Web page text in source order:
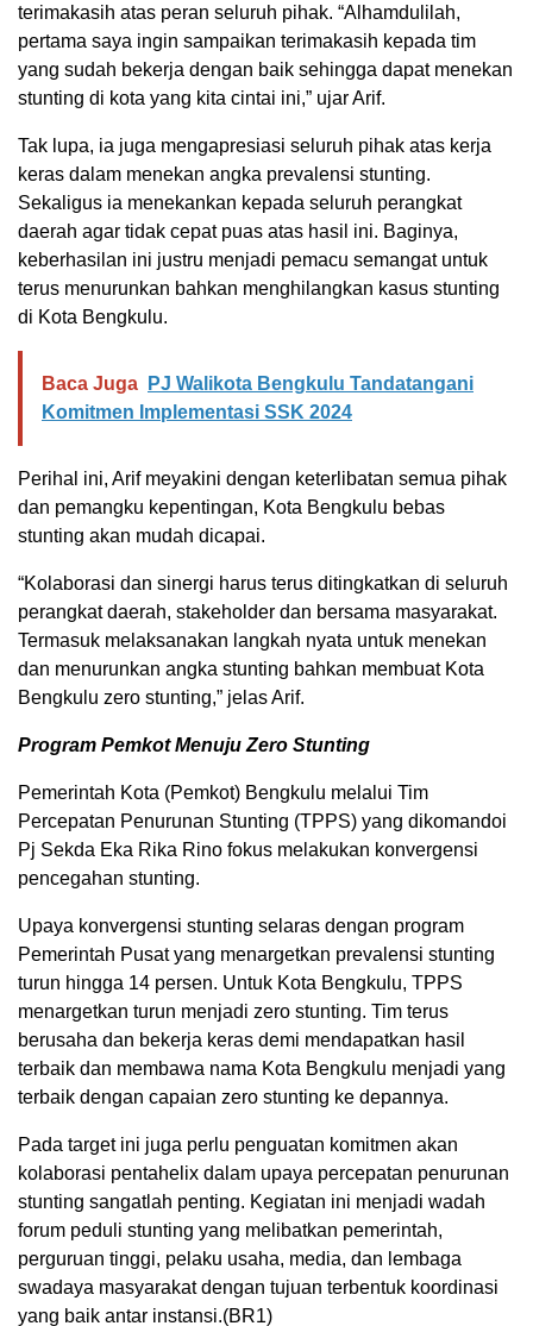
terimakasih atas peran seluruh pihak. “Alhamdulilah,
pertama saya ingin sampaikan terimakasih kepada tim
yang sudah bekerja dengan baik sehingga dapat menekan
stunting di kota yang kita cintai ini,” ujar Arif.
Tak lupa, ia juga mengapresiasi seluruh pihak atas kerja
keras dalam menekan angka prevalensi stunting.
Sekaligus ia menekankan kepada seluruh perangkat
daerah agar tidak cepat puas atas hasil ini. Baginya,
keberhasilan ini justru menjadi pemacu semangat untuk
terus menurunkan bahkan menghilangkan kasus stunting
di Kota Bengkulu.
Baca Juga
PJ Walikota Bengkulu Tandatangani
Komitmen Implementasi SSK 2024
Perihal ini, Arif meyakini dengan keterlibatan semua pihak
dan pemangku kepentingan, Kota Bengkulu bebas
stunting akan mudah dicapai.
“Kolaborasi dan sinergi harus terus ditingkatkan di seluruh
perangkat daerah, stakeholder dan bersama masyarakat.
Termasuk melaksanakan langkah nyata untuk menekan
dan menurunkan angka stunting bahkan membuat Kota
Bengkulu zero stunting,” jelas Arif.
Program Pemkot Menuju Zero Stunting
Pemerintah Kota (Pemkot) Bengkulu melalui Tim
Percepatan Penurunan Stunting (TPPS) yang dikomandoi
Pj Sekda Eka Rika Rino fokus melakukan konvergensi
pencegahan stunting.
Upaya konvergensi stunting selaras dengan program
Pemerintah Pusat yang menargetkan prevalensi stunting
turun hingga 14 persen. Untuk Kota Bengkulu, TPPS
menargetkan turun menjadi zero stunting. Tim terus
berusaha dan bekerja keras demi mendapatkan hasil
terbaik dan membawa nama Kota Bengkulu menjadi yang
terbaik dengan capaian zero stunting ke depannya.
Pada target ini juga perlu penguatan komitmen akan
kolaborasi pentahelix dalam upaya percepatan penurunan
stunting sangatlah penting. Kegiatan ini menjadi wadah
forum peduli stunting yang melibatkan pemerintah,
perguruan tinggi, pelaku usaha, media, dan lembaga
swadaya masyarakat dengan tujuan terbentuk koordinasi
yang baik antar instansi.(BR1)